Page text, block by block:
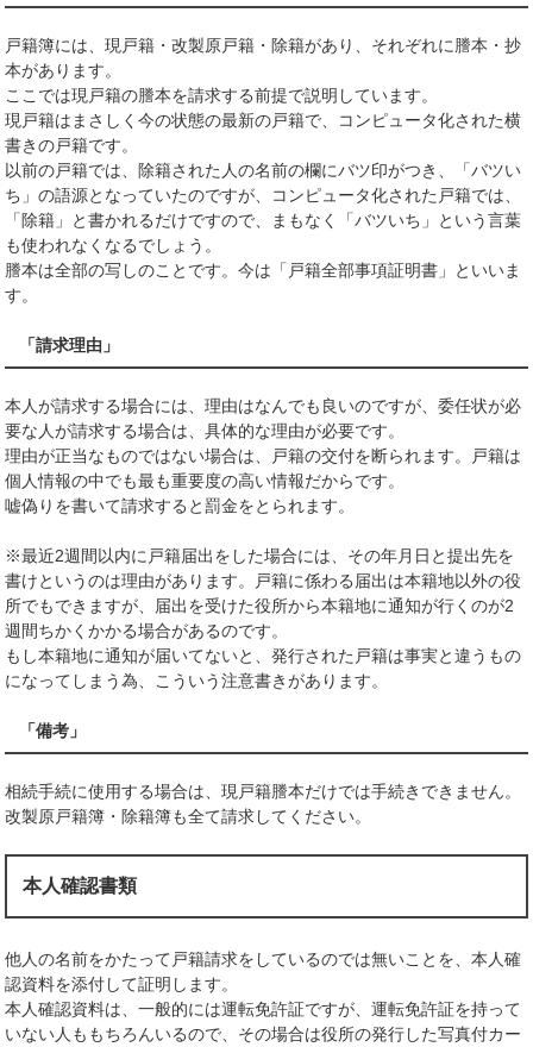
戸籍簿には、現戸籍・改製原戸籍・除籍があり、それぞれに謄本・抄
本があります。
ここでは現戸籍の謄本を請求する前提で説明しています。
現戸籍はまさしく今の状態の最新の戸籍で、コンピュータ化された横
書きの戸籍です。
以前の戸籍では、除籍された人の名前の欄にバツ印がつき、「バツい
ち」の語源となっていたのですが、コンピュータ化された戸籍では、
「除籍」と書かれるだけですので、まもなく「バツいち」という言葉
も使われなくなるでしょう。
謄本は全部の写しのことです。今は「戸籍全部事項証明書」といいま
す。
「請求理由」
本人が請求する場合には、理由はなんでも良いのですが、委任状が必
要な人が請求する場合は、具体的な理由が必要です。
理由が正当なものではない場合は、戸籍の交付を断られます。戸籍は
個人情報の中でも最も重要度の高い情報だからです。
嘘偽りを書いて請求すると罰金をとられます。
※最近2週間以内に戸籍届出をした場合には、その年月日と提出先を
書けというのは理由があります。戸籍に係わる届出は本籍地以外の役
所でもできますが、届出を受けた役所から本籍地に通知が行くのが2
週間ちかくかかる場合があるのです。
もし本籍地に通知が届いてないと、発行された戸籍は事実と違うもの
になってしまう為、こういう注意書きがあります。
「備考」
相続手続に使用する場合は、現戸籍謄本だけでは手続きできません。
改製原戸籍簿・除籍簿も全て請求してください。
本人確認書類
他人の名前をかたって戸籍請求をしているのでは無いことを、本人確
認資料を添付して証明します。
本人確認資料は、一般的には運転免許証ですが、運転免許証を持って
いない人ももちろんいるので、その場合は役所の発行した写真付カー